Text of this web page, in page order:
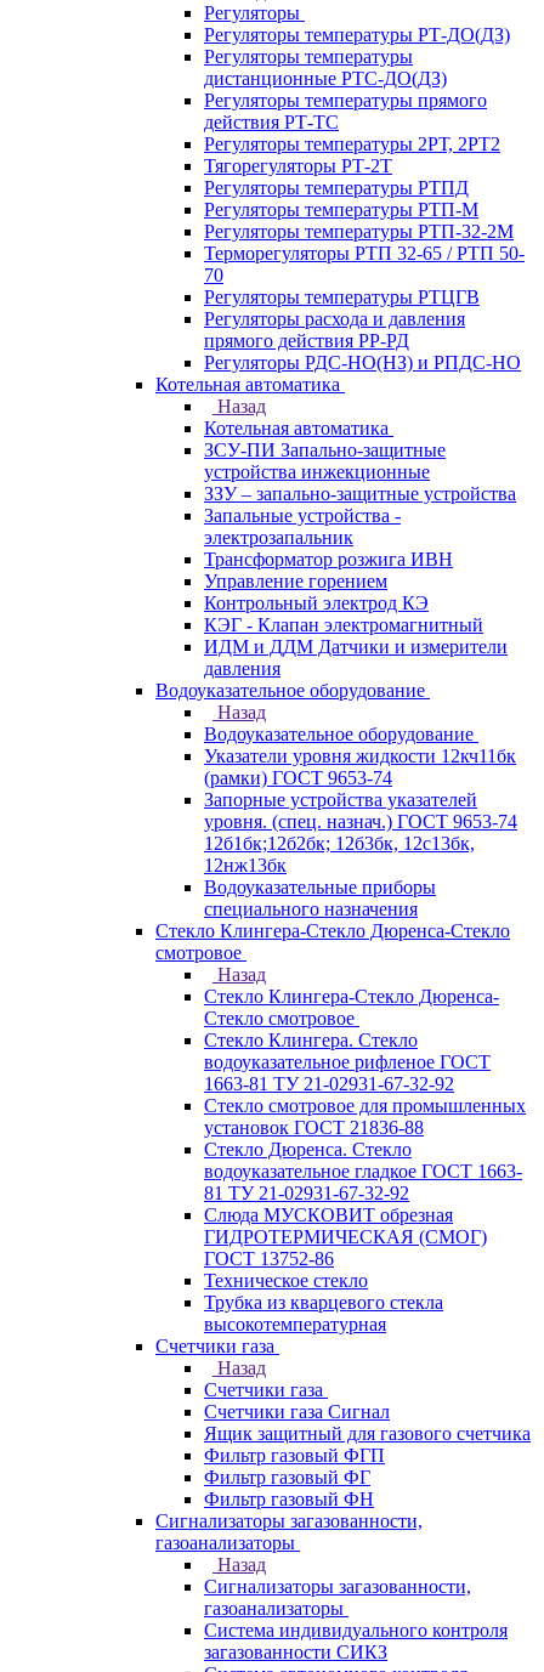
Регуляторы
Регуляторы температуры РТ-ДО(ДЗ)
Регуляторы температуры
дистанционные РТС-ДО(ДЗ)
Регуляторы температуры прямого
действия РТ-ТС
Регуляторы температуры 2РТ, 2РT2
Тягорегуляторы РТ-2Т
Регуляторы температуры РТПД
Регуляторы температуры РТП-M
Регуляторы температуры РТП-32-2М
Терморегуляторы РТП 32-65 / РТП 50-
70
Регуляторы температуры РТЦГВ
Регуляторы расхода и давления
прямого действия РР-РД
Регуляторы РДС-НО(НЗ) и РПДС-НО
Котельная автоматика
Назад
Котельная автоматика
ЗСУ-ПИ Запально-защитные
устройства инжекционные
ЗЗУ – запально-защитные устройства
Запальные устройства -
электрозапальник
Трансформатор розжига ИВН
Управление горением
Контрольный электрод КЭ
КЭГ - Клапан электромагнитный
ИДМ и ДДМ Датчики и измерители
давления
Водоуказательное оборудование
Назад
Водоуказательное оборудование
Указатели уровня жидкости 12кч11бк
(рамки) ГОСТ 9653-74
Запорные устройства указателей
уровня. (спец. назнач.) ГОСТ 9653-74
12б1бк;12б2бк; 12б3бк, 12с13бк,
12нж13бк
Водоуказательные приборы
специального назначения
Стекло Клингера-Стекло Дюренса-Стекло
смотровое
Назад
Стекло Клингера-Стекло Дюренса-
Стекло смотровое
Стекло Клингера. Стекло
водоуказательное рифленое ГОСТ
1663-81 ТУ 21-02931-67-32-92
Стекло смотровое для промышленных
установок ГОСТ 21836-88
Стекло Дюренса. Стекло
водоуказательное гладкое ГОСТ 1663-
81 ТУ 21-02931-67-32-92
Слюда МУСКОВИТ обрезная
ГИДРОТЕРМИЧЕСКАЯ (СМОГ)
ГОСТ 13752-86
Техническое стекло
Трубка из кварцевого стекла
высокотемпературная
Счетчики газа
Назад
Счетчики газа
Счетчики газа Сигнал
Ящик защитный для газового счетчика
Фильтр газовый ФГП
Фильтр газовый ФГ
Фильтр газовый ФН
Сигнализаторы загазованности,
газоанализаторы
Назад
Сигнализаторы загазованности,
газоанализаторы
Система индивидуального контроля
загазованности СИКЗ